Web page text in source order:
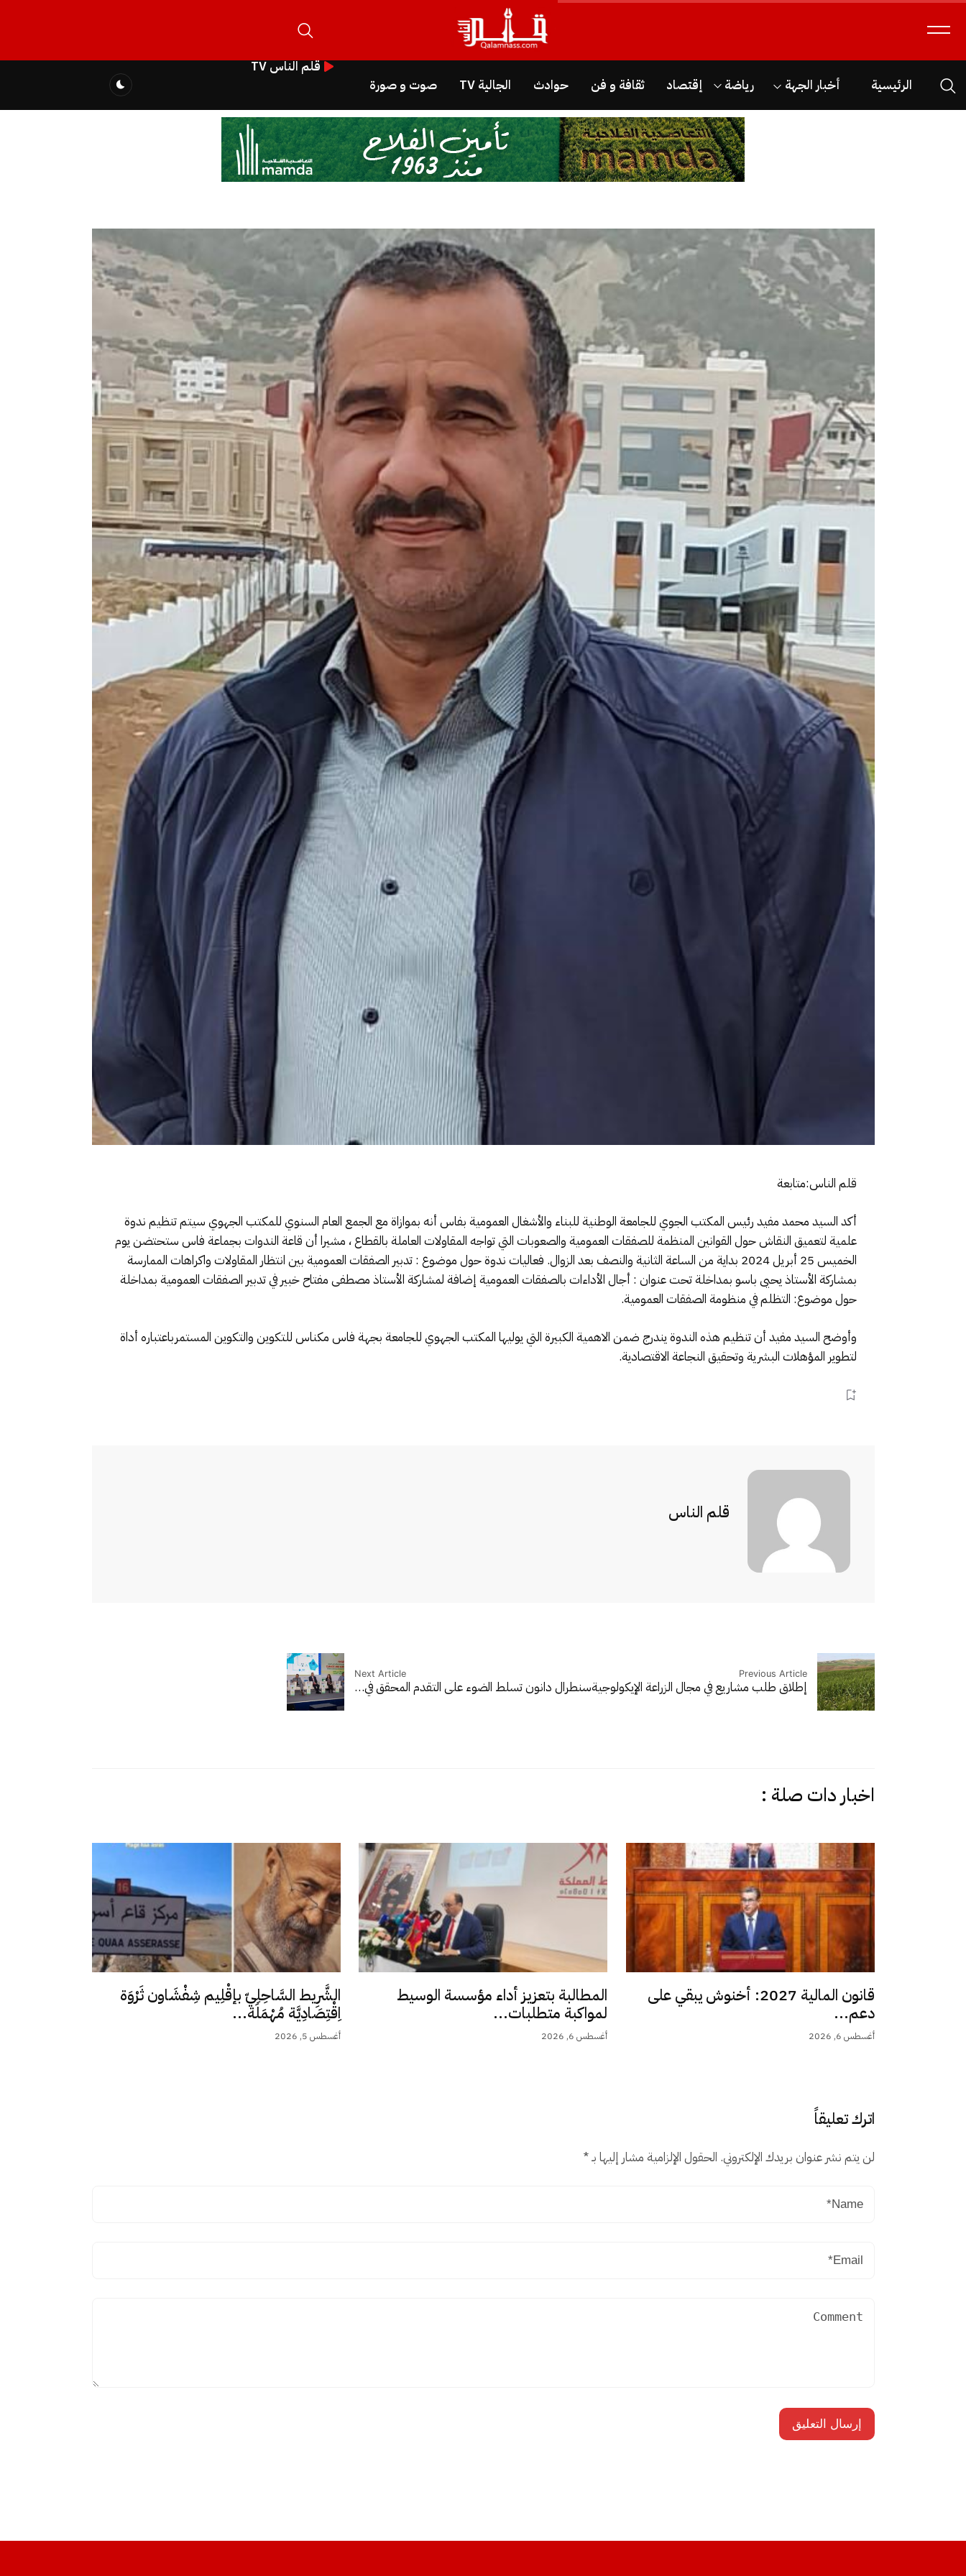
الرئيسية أخبار الجهة رياضة إقتصاد ثقافة و فن حوادث الجالية TV صوت و صورة
قلم الناس TV
قلم الناس:متابعة
أكد السيد محمد مفيد رئيس المكتب الجوي للجامعة الوطنية للبناء والأشغال العمومية بفاس أنه بموازاة مع الجمع العام السنوي للمكتب الجهوي سيتم تنظيم ندوة
علمية لتعميق النقاش حول القوانين المنظمة للصفقات العمومية والصعوبات التي تواجه المقاولات العاملة بالقطاع ، مشيرا أن قاعة الندوات بجماعة فاس ستحتضن يوم
الخميس 25 أبريل 2024 بداية من الساعة الثانية والنصف بعد الزوال. فعاليات ندوة حول موضوع : تدبير الصفقات العمومية بين انتظار المقاولات واكراهات الممارسة
بمشاركة الأستاذ يحيى باسو بمداخلة تحت عنوان : أجال الأداءات بالصفقات العمومية إضافة لمشاركة الأستاذ مصطفى مفتاح خبير في تدبير الصفقات العمومية بمداخلة
حول موضوع: التظلم في منظومة الصفقات العمومية.
وأوضح السيد مفيد أن تنظيم هذه الندوة يندرج ضمن الاهمية الكبيرة التي يوليها المكتب الجهوي للجامعة بجهة فاس مكناس للتكوين والتكوين المستمرباعتباره أداة
لتطوير المؤهلات البشرية وتحقيق النجاعة الاقتصادية.
قلم الناس
Previous Article
إطلاق طلب مشاريع في مجال الزراعة الإيكولوجية
Next Article
سنطرال دانون تسلط الضوء على التقدم المحقق في…
اخبار دات صلة :
قانون المالية 2027: أخنوش يبقي على
دعم...
أغسطس 6, 2026
المطالبة بتعزيز أداء مؤسسة الوسيط
لمواكبة متطلبات...
أغسطس 6, 2026
الشَّرِيط السَّاحِلِيّ بإقْلِيم شِفْشَاون ثَرْوَة
اِقْتِصَادِيَّة مُهْمَلَة...
أغسطس 5, 2026
اترك تعليقاً
لن يتم نشر عنوان بريدك الإلكتروني. الحقول الإلزامية مشار إليها بـ*